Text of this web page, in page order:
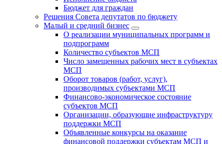
Бюджет для граждан
Решения Совета депутатов по бюджету
Малый и средний бизнес
О реализации муниципальных программ и
подпрограмм
Количество субъектов МСП
Число замещенных рабочих мест в субъектах
МСП
Оборот товаров (работ, услуг),
производимых субъектами МСП
Финансово-экономическое состояние
субъектов МСП
Организации, образующие инфраструктуру
поддержки МСП
Объявленные конкурсы на оказание
финансовой поддержки субъектам МСП и